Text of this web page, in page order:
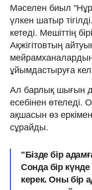
Мәселен биыл
үлкен шатыр
кетеді. Мешіттің
Ақжігітовтың
мейрамханалардың
ұйымдастыруға
Ал барлық шығын
есебінен
ақшасын өз
сұрайды.
"Бізде бір
Сонда бір
керек. Оны бір